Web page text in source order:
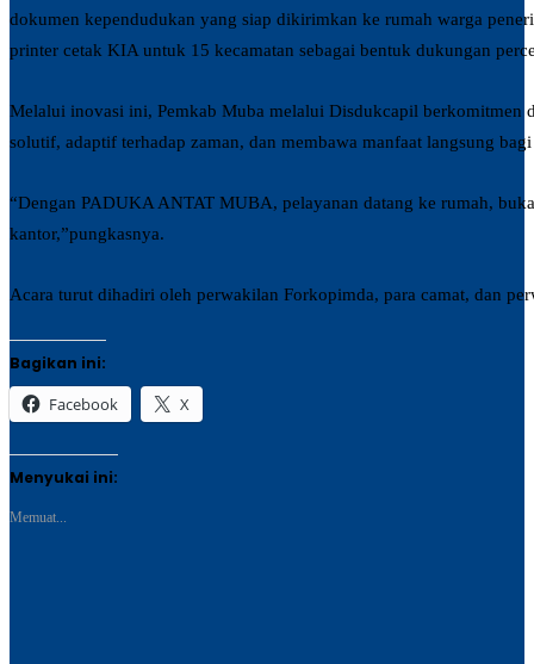
dokumen kependudukan yang siap dikirimkan ke rumah warga
printer cetak KIA untuk 15 kecamatan sebagai bentuk dukungan
Melalui inovasi ini, Pemkab Muba melalui Disdukcapil berkomitmen
solutif, adaptif terhadap zaman, dan membawa manfaat langsung
“Dengan PADUKA ANTAT MUBA, pelayanan datang ke rumah,
kantor,”pungkasnya.
Acara turut dihadiri oleh perwakilan Forkopimda, para camat, dan
Bagikan ini:
Facebook X
Menyukai ini:
Memuat...